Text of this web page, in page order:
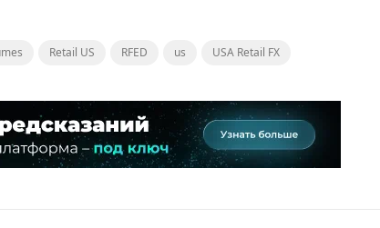
Retail US RFED us
USA Retail FX